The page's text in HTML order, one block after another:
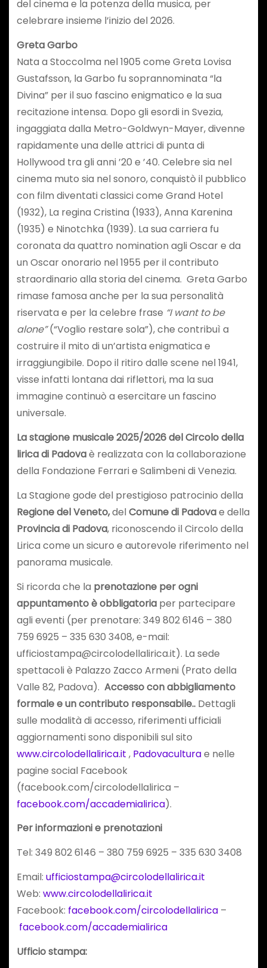
del cinema e la potenza della musica, per
celebrare insieme l’inizio del 2026.
Greta Garbo
Nata a Stoccolma nel 1905 come Greta Lovisa
Gustafsson, la Garbo fu soprannominata “la
Divina” per il suo fascino enigmatico e la sua
recitazione intensa. Dopo gli esordi in Svezia,
ingaggiata dalla Metro-Goldwyn-Mayer, divenne
rapidamente una delle attrici di punta di
Hollywood tra gli anni ’20 e ’40. Celebre sia nel
cinema muto sia nel sonoro, conquistò il pubblico
con film diventati classici come Grand Hotel
(1932), La regina Cristina (1933), Anna Karenina
(1935) e Ninotchka (1939). La sua carriera fu
coronata da quattro nomination agli Oscar e da
un Oscar onorario nel 1955 per il contributo
straordinario alla storia del cinema. Greta Garbo
rimase famosa anche per la sua personalità
riservata e per la celebre frase “I want to be
alone”(“Voglio restare sola”), che contribuì a
costruire il mito di un’artista enigmatica e
irraggiungibile. Dopo il ritiro dalle scene nel 1941,
visse infatti lontana dai riflettori, ma la sua
immagine continuò a esercitare un fascino
universale.
La stagione musicale 2025/2026 del Circolo della
lirica di Padovaè realizzata con la collaborazione
della Fondazione Ferrari e Salimbeni di Venezia.
La Stagione gode del prestigioso patrocinio della
Regione del Veneto,delComune di Padovae della
Provincia di Padova, riconoscendo il Circolo della
Lirica come un sicuro e autorevole riferimento nel
panorama musicale.
Si ricorda che la prenotazione per ogni
appuntamento è obbligatoriaper partecipare
agli eventi (per prenotare: 349 802 6146 – 380
759 6925 – 335 630 3408, e-mail:
ufficiostampa@circolodellalirica.it). La sede
spettacoli è Palazzo Zacco Armeni (Prato della
Valle 82, Padova). Accesso con abbigliamento
formale e un contributo responsabile..Dettagli
sulle modalità di accesso, riferimenti ufficiali
aggiornamenti sono disponibili sul sito
www.circolodellalirica.it , Padovaculturae nelle
pagine social Facebook
(facebook.com/circolodellalirica –
facebook.com/accademialirica).
Per informazioni e prenotazioni
Tel: 349 802 6146 – 380 759 6925 – 335 630 3408
Email: ufficiostampa@circolodellalirica.it
Web: www.circolodellalirica.it
Facebook: facebook.com/circolodellalirica–
facebook.com/accademialirica
Ufficio stampa: